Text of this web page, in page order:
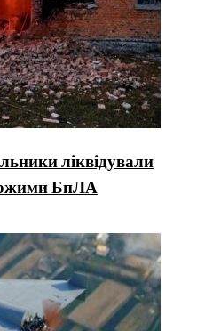
ліквідували
БпЛА